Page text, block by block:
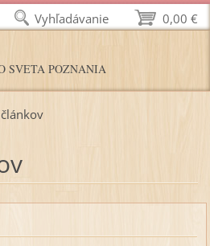
SVETA POZNANIA
0,00 €
Vyhľadávanie